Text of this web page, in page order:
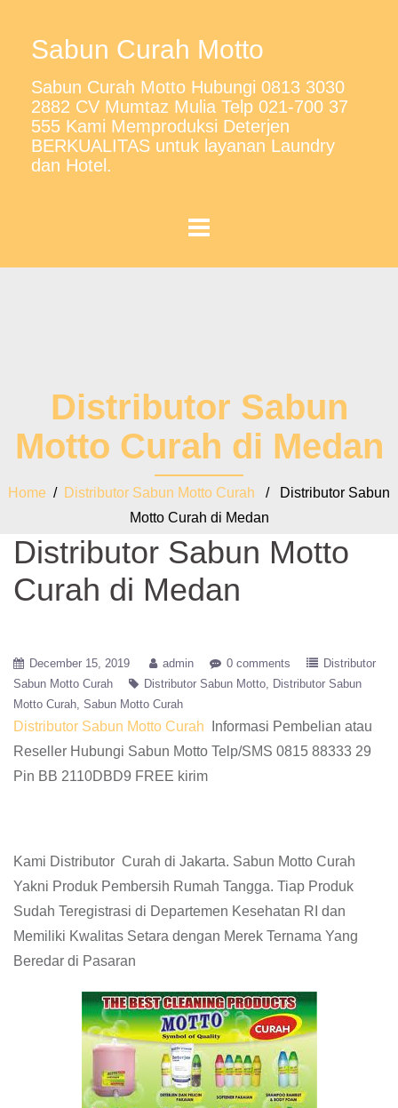
Sabun Curah Motto
Sabun Curah Motto Hubungi 0813 3030
2882 CV Mumtaz Mulia Telp 021-700 37
555 Kami Memproduksi Deterjen
BERKUALITAS untuk layanan Laundry
dan Hotel.
Distributor Sabun
Motto Curah di Medan
Home / Distributor Sabun Motto Curah / Distributor Sabun
Motto Curah di Medan
Distributor Sabun Motto
Curah di Medan
December 15, 2019 admin 0 comments
Distributor
Sabun Motto Curah
Distributor Sabun Motto
Distributor Sabun
Motto Curah Sabun Motto Curah
Distributor Sabun Motto Curah
Informasi Pembelian atau
Reseller Hubungi Sabun Motto Telp/SMS 0815 88333 29
Pin BB 2110DBD9 FREE kirim
Kami Distributor Curah di Jakarta. Sabun Motto Curah
Yakni Produk Pembersih Rumah Tangga. Tiap Produk
Sudah Teregistrasi di Departemen Kesehatan RI dan
Memiliki Kwalitas Setara dengan Merek Ternama Yang
Beredar di Pasaran